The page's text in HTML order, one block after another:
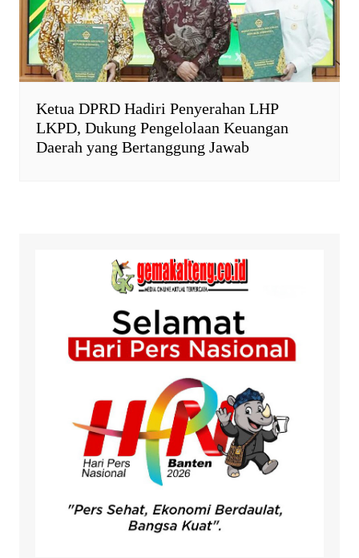
Ketua DPRD Hadiri Penyerahan LHP
LKPD, Dukung Pengelolaan Keuangan
Daerah yang Bertanggung Jawab